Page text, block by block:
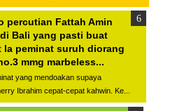
percutian Fattah Amin
Bali yang pasti buat
la peminat suruh diorang
mmg marbeless...
yang mendoakan supaya
Ibrahim cepat-cepat kahwin. Ke...